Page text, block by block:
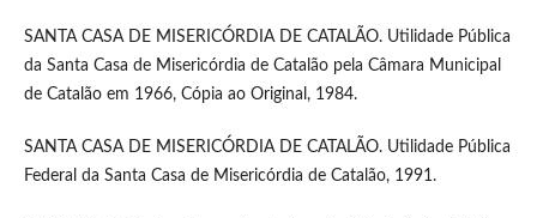
SANTA CASA DE MISERICÓRDIA DE CATALÃO. Utilidade Pública
da Santa Casa de Misericórdia de Catalão pela Câmara Municipal
de Catalão em 1966, Cópia ao Original, 1984.
SANTA CASA DE MISERICÓRDIA DE CATALÃO. Utilidade Pública
Federal da Santa Casa de Misericórdia de Catalão, 1991.